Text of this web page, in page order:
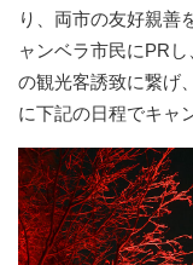
り、両市の友好親善
ャンベラ市民にPR
の観光客誘致に繋げ
に下記の日程でキャ